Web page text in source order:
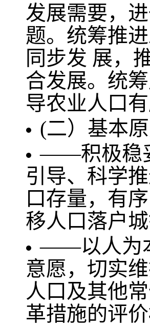
发展需要，
题。统筹推
同步发 展，
合发展。统
导农业人口
(二）基本原
——积极稳
引导、科学
口存量，有
移人口落户
——以人为
意愿，切实
人口及其他
革措施的评